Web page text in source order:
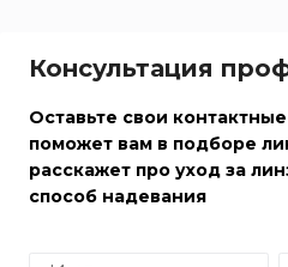
Консультация
Оставьте свои
поможет вам в подборе
расскажет про уход за
способ надевания